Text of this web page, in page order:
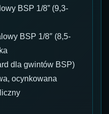
BSP 1/8” (9,3-
BSP 1/8″ (8,5-
dla gwintów BSP)
ocynkowana